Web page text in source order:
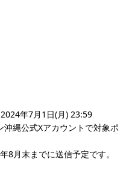
年7月1日(月) 23:59
縄公式Xアカウントで対象ポ
月末までに送信予定です。